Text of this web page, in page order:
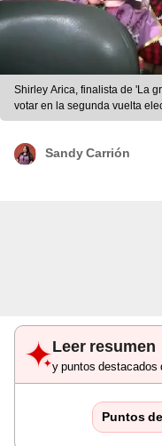
Shirley Arica, finalista de 'La
votar en la segunda vuelta
captura Youtube
Sandy Carrión
Leer resumen
y puntos destacados
Puntos